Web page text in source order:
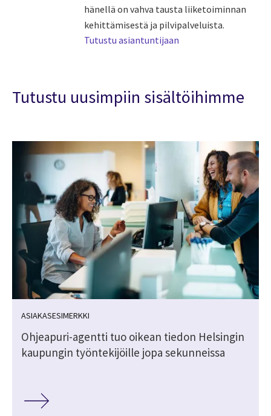
hänellä on vahva tausta liiketoiminnan
kehittämisestä ja pilvipalveluista.
Tutustu asiantuntijaan
Tutustu uusimpiin sisältöihimme
ASIAKASESIMERKKI
Ohjeapuri-agentti tuo oikean tiedon Helsingin
kaupungin työntekijöille jopa sekunneissa